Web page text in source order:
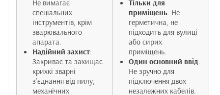
Не вимагає
спеціальних
інструментів, крім
зварювального
апарата.
Надійний захист:
Закриває та захищає
крихкі зварні
з'єднання від пилу,
механічних
Тільки для
приміщень: Не
герметична, не
підходить для вулиці
або сирих
приміщень.
Один основний ввід:
Не зручно для
підключення двох
незалежних кабелів.